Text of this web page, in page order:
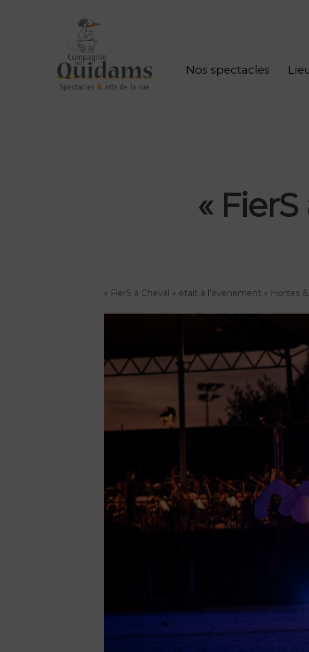
Nos spectacles
«
« FierS à Cheval » était à l’évenement « Horses